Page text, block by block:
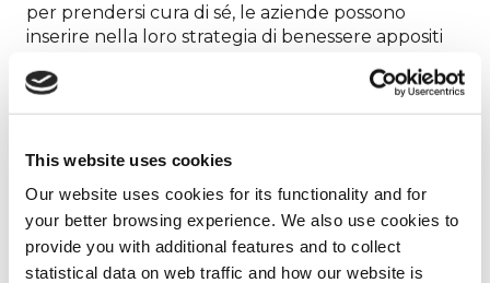
This website uses cookies
Our website uses cookies for its functionality and for
your better browsing experience. We also use cookies to
provide you with additional features and to collect
statistical data on web traffic and how our website is
per prendersi cura di sé, le aziende possono
inserire nella loro strategia di benessere appositi
acquisire maggiore consapevolezza di sé e di stare
meglio con gli altri.
Lifeed ha realizzato il whitepaper
l’importanza della cura di sé per le persone e per
le aziende, attraverso le testimonianze di esperti e
manager della funzione HR.